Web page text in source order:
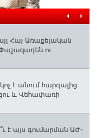
Հայ Առաքելական
Փաշազադեն ու
է անում հարգալից
և Վեհափառի
է այս գումարման ԱԺ-